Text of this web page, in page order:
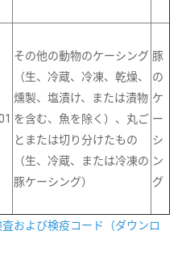
その他の動物のケーシング
（生、冷蔵、冷凍、乾燥、
燻製、塩漬け、または漬物
を含む、魚を除く）、丸ご
とまたは切り分けたもの
（生、冷蔵、または冷凍の
豚ケーシング）
豚
の
ケ
ー
シ
ン
グ
および検疫コード（ダウンロ